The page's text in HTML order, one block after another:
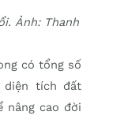
Ảnh: Thanh
có tổng số
diện tích đất
nâng cao đời